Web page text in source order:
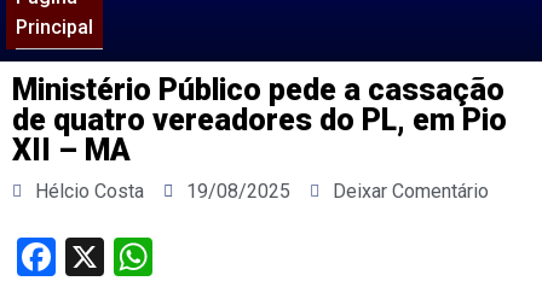
Principal
Ministério Público pede a cassação
de quatro vereadores do PL, em Pio
XII – MA
Hélcio Costa 19/08/2025 Deixar Comentário
Facebook
X